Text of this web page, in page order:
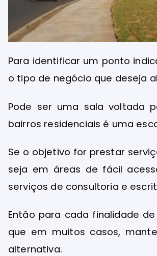
Para identificar um ponto
o tipo de negócio que deseja
Pode ser uma sala voltada
bairros residenciais é uma
Se o objetivo for prestar
seja em áreas de fácil
serviços de consultoria e
Então para cada finalidade
que em muitos casos,
alternativa.